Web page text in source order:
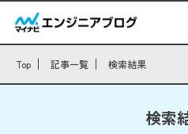
Top 記事一覧 検索結果
検索